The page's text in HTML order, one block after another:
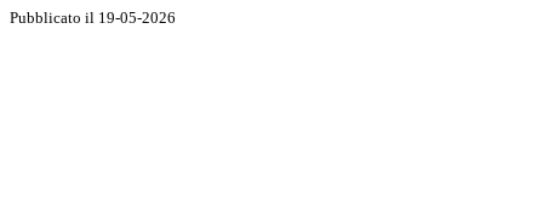
Pubblicato il 19-05-2026